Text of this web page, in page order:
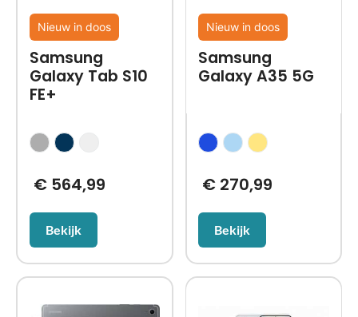
Nieuw in doos
Samsung
Galaxy Tab S10
FE+
€564,99
Bekijk
Nieuw in doos
Samsung
Galaxy A35 5G
€ 270,99
Bekijk